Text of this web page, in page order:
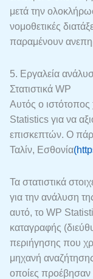
μετά την
νομοθετικές
παραμένουν
5. Εργαλεία
Στατιστικά WP
Αυτός ο ιστότοπος
Statistics για να
επισκεπτών. Ο
Ταλίν, Εσθονία
Τα στατιστικά
για την ανάλυση
αυτό, το WP
καταγραφής
περιήγησης που
μηχανή αναζήτησης
οποίες προέβησαν